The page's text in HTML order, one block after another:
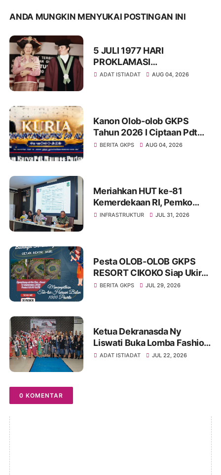
ANDA MUNGKIN MENYUKAI POSTINGAN INI
5 JULI 1977 HARI
PROKLAMASI
KEMERDEKAAN BAHASA
ADAT ISTIADAT AUG 04, 2026
Kanon Olob-olob GKPS
Tahun 2026 I Ciptaan Pdt
Mannes Purba I Kuria
BERITA GKPS AUG 04, 2026
Meriahkan HUT ke-81
Kemerdekaan RI, Pemko
Pematangsiantar
INFRASTRUKTUR JUL 31, 2026
Pesta OLOB-OLOB GKPS
RESORT CIKOKO Siap Ukir
Rekor MURI Lewat Tarian
BERITA GKPS JUL 29, 2026
Ketua Dekranasda Ny
Liswati Buka Lomba Fashion
Show Pakaian Adat
ADAT ISTIADAT JUL 22, 2026
0 KOMENTAR